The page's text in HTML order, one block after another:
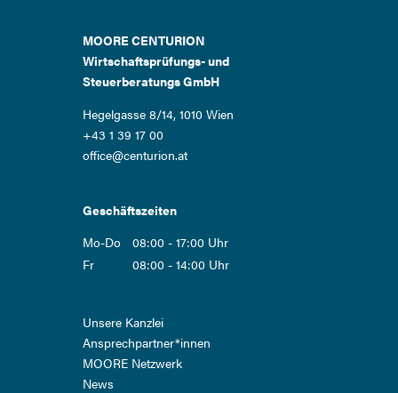
MOORE CENTURION
Wirtschaftsprüfungs- und
Steuerberatungs GmbH
Hegelgasse 8/14, 1010 Wien
+43 1 39 17 00
office@centurion.at
Geschäftszeiten
Mo-Do
08:00 - 17:00 Uhr
Fr
08:00 - 14:00 Uhr
Navigation
überspringen
Unsere Kanzlei
Ansprech­partner*innen
MOORE Netzwerk
News